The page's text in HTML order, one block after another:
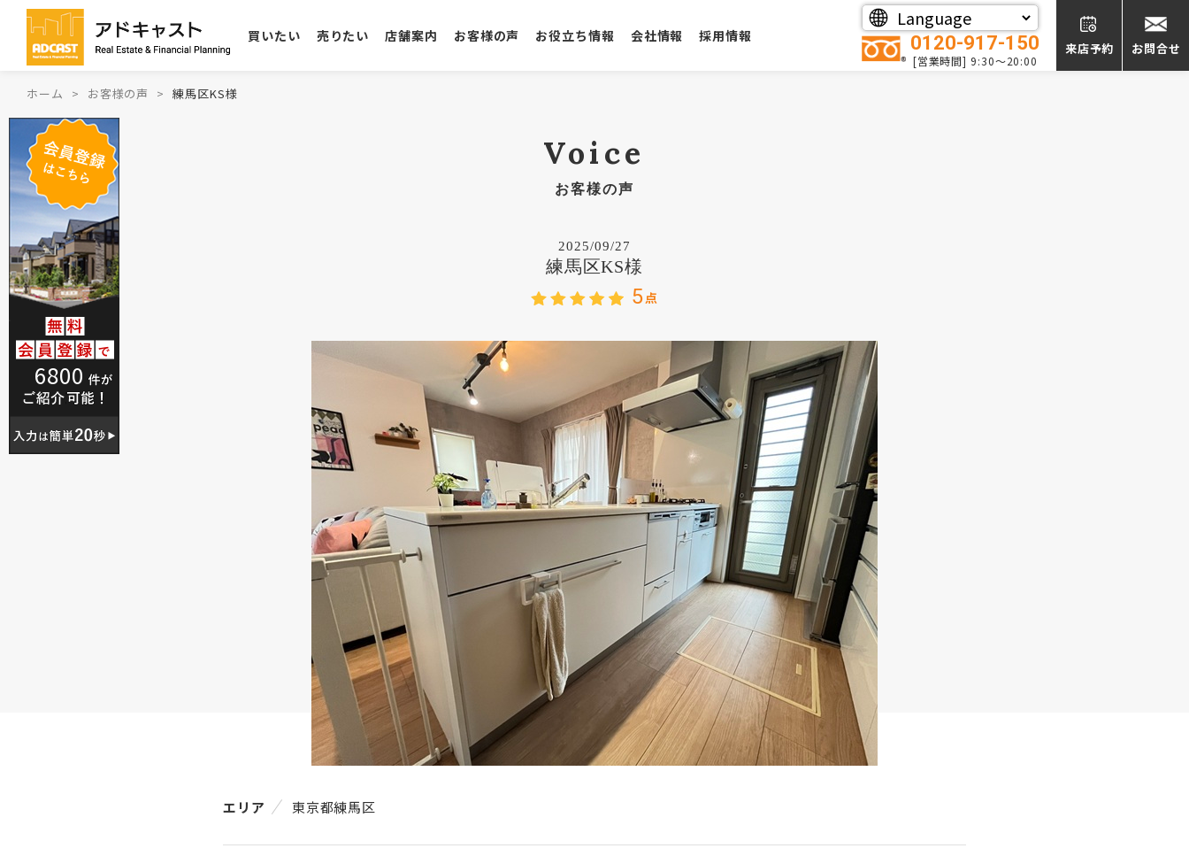
買いたい 売りたい 店舗案内 お客様の声 お役立ち情報 会社情報 採用情報 0120-917-150
[営業時間] 9:30～20:00
来店予約 お問合せ
ホーム お客様の声 練馬区KS様
Voice
お客様の声
2025/09/27
練馬区KS様
5点
エリア 東京都練馬区
6800